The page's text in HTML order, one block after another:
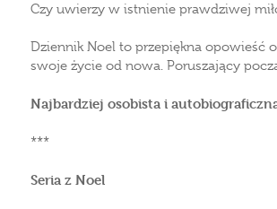
Czy uwierzy w istnienie prawdziwej
Dziennik Noel to przepiękna opowieść
swoje życie od nowa. Poruszający
Najbardziej osobista i
***
Seria z Noel